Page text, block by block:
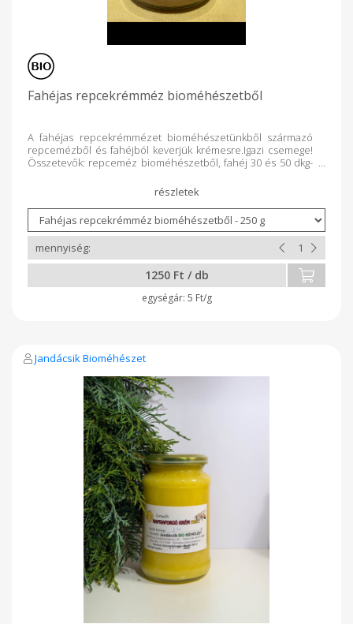
Fahéjas repcekrémméz bioméhészetből
A fahéjas repcekrémmézet bioméhészetünkből származó
repcemézből és fahéjból keverjük krémesre.Igazi csemege!
Összetevők: repceméz bioméhészetből, fahéj 30 és 50 dkg-
1250 Ft / db
5 Ft/g
Jandácsik Bioméhészet